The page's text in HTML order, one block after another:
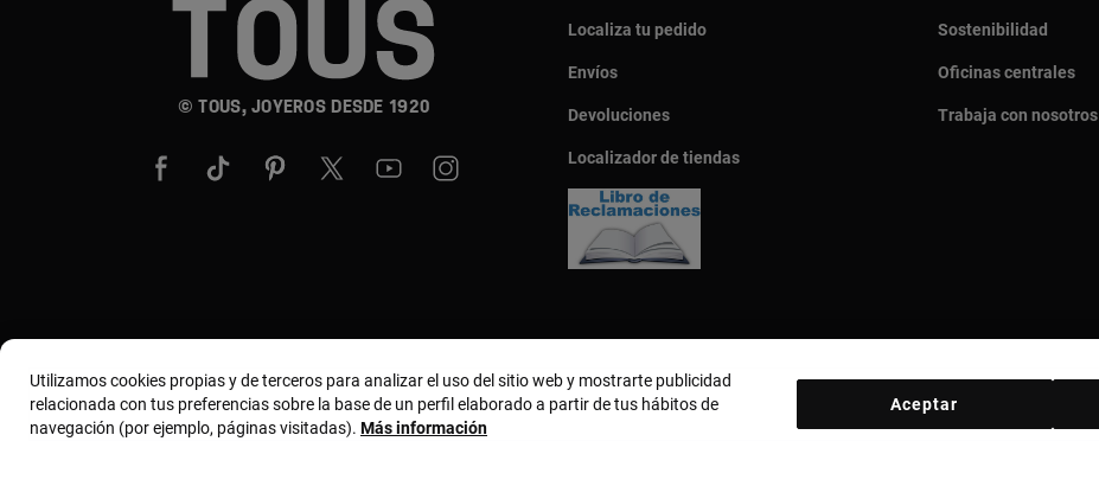
© TOUS, JOYEROS DESDE 1920
Localiza tu pedido
Envíos
Devoluciones
Localizador de tiendas
Sostenibilidad
Oficinas centrales
Trabaja con nosotros
País y moneda: Perú / Peruvian Sol
Utilizamos cookies propias y de terceros para analizar el uso del sitio web y mostrarte publicidad
relacionada con tus preferencias sobre la base de un perfil elaborado a partir de tus hábitos de
navegación (por ejemplo, páginas visitadas). Más información
Aceptar